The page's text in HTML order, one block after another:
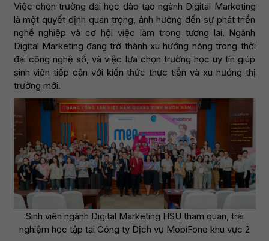
Việc chọn trường đại học đào tạo ngành Digital Marketing
là một quyết định quan trọng, ảnh hưởng đến sự phát triển
nghề nghiệp và cơ hội việc làm trong tương lai. Ngành
Digital Marketing đang trở thành xu hướng nóng trong thời
đại công nghệ số, và việc lựa chọn trường học uy tín giúp
sinh viên tiếp cận với kiến thức thực tiễn và xu hướng thị
trường mới.
Sinh viên ngành Digital Marketing HSU tham quan, trải
nghiệm học tập tại Công ty Dịch vụ MobiFone khu vực 2